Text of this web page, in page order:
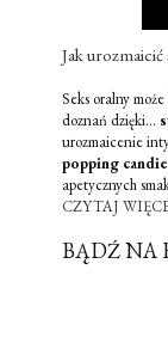
Jak urozmaicić
Seks oralny
doznań dzięki...
urozmaicenie
popping
apetycznych
CZYTAJ
BĄDŹ NA